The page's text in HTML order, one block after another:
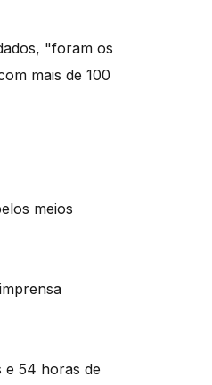
"foram os
mais de 100
meios
e 54 horas de